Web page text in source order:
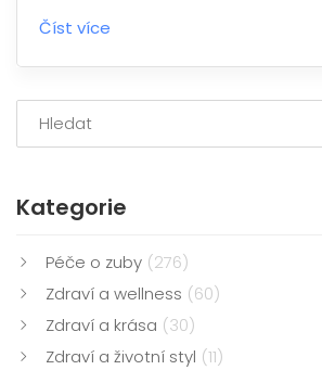
Číst více
Kategorie
Péče o zuby (276)
Zdraví a wellness (60)
Zdraví a krása (30)
Zdraví a životní styl (11)